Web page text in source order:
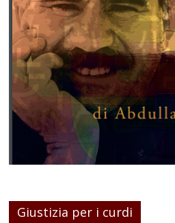
Giustizia per i curdi